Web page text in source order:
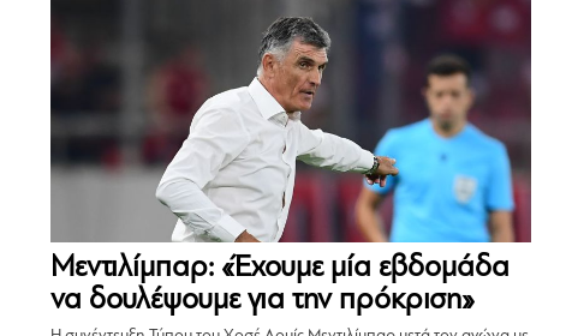
Μεντιλίμπαρ: «Έχουμε μία εβδομάδα
να δουλέψουμε για την πρόκριση»